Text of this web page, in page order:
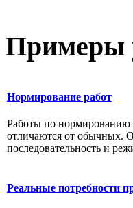
Примеры
Нормирование работ
Работы по нормированию
отличаются от обычных.
последовательность и
Реальные потребности